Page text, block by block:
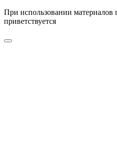
При использовании материалов
приветствуется